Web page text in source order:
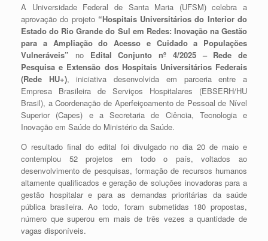
A Universidade Federal de Santa Maria (UFSM) celebra a
aprovação do projeto “Hospitais Universitários do Interior do
Estado do Rio Grande do Sul em Redes: Inovação na Gestão
para a Ampliação do Acesso e Cuidado a Populações
Vulneráveis” noEdital Conjunto nº 4/2025 – Rede de
Pesquisa e Extensão dos Hospitais Universitários Federais
(Rede HU+), iniciativa desenvolvida em parceria entre a
Empresa Brasileira de Serviços Hospitalares (EBSERH/HU
Brasil), a Coordenação de Aperfeiçoamento de Pessoal de Nível
Superior (Capes) e a Secretaria de Ciência, Tecnologia e
Inovação em Saúde do Ministério da Saúde.
O resultado final do edital foi divulgado no dia 20 de maio e
contemplou 52 projetos em todo o país, voltados ao
desenvolvimento de pesquisas, formação de recursos humanos
altamente qualificados e geração de soluções inovadoras para a
gestão hospitalar e para as demandas prioritárias da saúde
pública brasileira. Ao todo, foram submetidas 180 propostas,
número que superou em mais de três vezes a quantidade de
vagas disponíveis.